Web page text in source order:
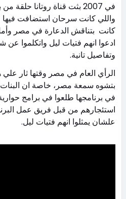
في 2007 بثت قناة روتانا
واللي كانت سرحان استضافت فيها
كانت بتناقش الدعارة في مصر
ادعوا انهم فتيات ليل واتكلموا عن
وتفاصيل تانية.
الرأي العام في مصر وقتها ثار
بتشوه سمعة مصر، خاصة ان البنات
في برنامجها طلعوا في برامج حوارية
استئجارهم من قبل فريق عمل
علشان يمثلوا انهم فتيات ليل.